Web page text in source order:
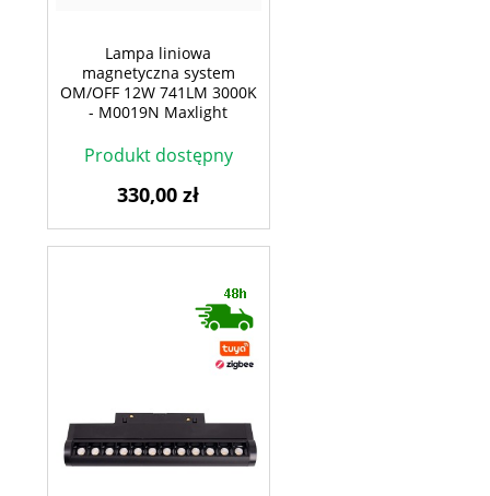
Lampa liniowa
magnetyczna system
OM/OFF 12W 741LM 3000K
- M0019N Maxlight
Produkt dostępny
330,00 zł